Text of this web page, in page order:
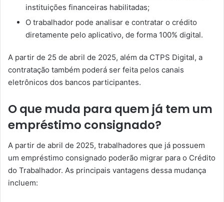
instituições financeiras habilitadas;
O trabalhador pode analisar e contratar o crédito
diretamente pelo aplicativo, de forma 100% digital.
A partir de 25 de abril de 2025, além da CTPS Digital, a
contratação também poderá ser feita pelos canais
eletrônicos dos bancos participantes.
O que muda para quem já tem um
empréstimo consignado?
A partir de abril de 2025, trabalhadores que já possuem
um empréstimo consignado poderão migrar para o Crédito
do Trabalhador. As principais vantagens dessa mudança
incluem: